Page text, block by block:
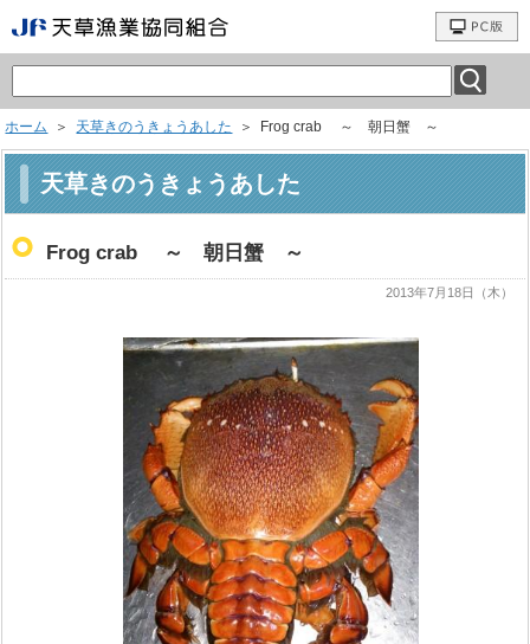
ホーム ＞ 天草きのうきょうあした ＞ Frog crab ～ 朝日蟹 ～
天草きのうきょうあした
Frog crab ～ 朝日蟹 ～
2013年7月18日（木）